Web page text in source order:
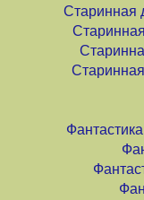
Старинная